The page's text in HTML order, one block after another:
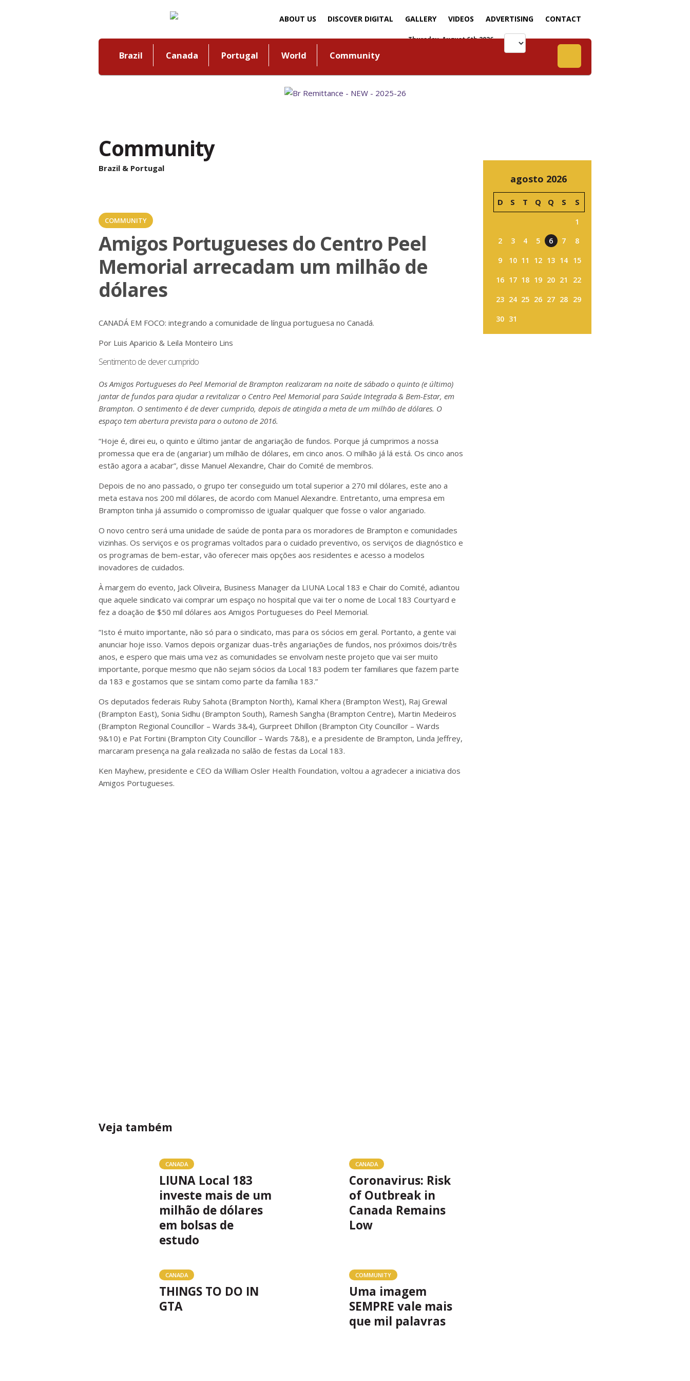
ABOUT US DISCOVER DIGITAL GALLERY VIDEOS ADVERTISING CONTACT
Thursday, August 6th 2026
Brazil Canada Portugal World Community
Community
Brazil & Portugal
COMMUNITY
Amigos Portugueses do Centro Peel
Memorial arrecadam um milhão de
dólares
CANADÁ EM FOCO: integrando a comunidade de língua portuguesa no Canadá.
Por Luis Aparicio & Leila Monteiro Lins
Sentimento de dever cumprido
Os Amigos Portugueses do Peel Memorial de Brampton realizaram na noite de sábado o quinto (e último)
jantar de fundos para ajudar a revitalizar o Centro Peel Memorial para Saúde Integrada & Bem-Estar, em
Brampton. O sentimento é de dever cumprido, depois de atingida a meta de um milhão de dólares. O
espaço tem abertura prevista para o outono de 2016.
“Hoje é, direi eu, o quinto e último jantar de angariação de fundos. Porque já cumprimos a nossa
promessa que era de (angariar) um milhão de dólares, em cinco anos. O milhão já lá está. Os cinco anos
estão agora a acabar”, disse Manuel Alexandre, Chair do Comité de membros.
Depois de no ano passado, o grupo ter conseguido um total superior a 270 mil dólares, este ano a
meta estava nos 200 mil dólares, de acordo com Manuel Alexandre. Entretanto, uma empresa em
Brampton tinha já assumido o compromisso de igualar qualquer que fosse o valor angariado.
O novo centro será uma unidade de saúde de ponta para os moradores de Brampton e comunidades
vizinhas. Os serviços e os programas voltados para o cuidado preventivo, os serviços de diagnóstico e
os programas de bem-estar, vão oferecer mais opções aos residentes e acesso a modelos
inovadores de cuidados.
À margem do evento, Jack Oliveira, Business Manager da LIUNA Local 183 e Chair do Comité, adiantou
que aquele sindicato vai comprar um espaço no hospital que vai ter o nome de Local 183 Courtyard e
fez a doação de $50 mil dólares aos Amigos Portugueses do Peel Memorial.
“Isto é muito importante, não só para o sindicato, mas para os sócios em geral. Portanto, a gente vai
anunciar hoje isso. Vamos depois organizar duas-três angariações de fundos, nos próximos dois/três
anos, e espero que mais uma vez as comunidades se envolvam neste projeto que vai ser muito
importante, porque mesmo que não sejam sócios da Local 183 podem ter familiares que fazem parte
da 183 e gostamos que se sintam como parte da família 183.”
Os deputados federais Ruby Sahota (Brampton North), Kamal Khera (Brampton West), Raj Grewal
(Brampton East), Sonia Sidhu (Brampton South), Ramesh Sangha (Brampton Centre), Martin Medeiros
(Brampton Regional Councillor – Wards 3&4), Gurpreet Dhillon (Brampton City Councillor – Wards
9&10) e Pat Fortini (Brampton City Councillor – Wards 7&8), e a presidente de Brampton, Linda Jeffrey,
marcaram presença na gala realizada no salão de festas da Local 183.
Ken Mayhew, presidente e CEO da William Osler Health Foundation, voltou a agradecer a iniciativa dos
Amigos Portugueses.
Veja também
CANADA
LIUNA Local 183
investe mais de um
milhão de dólares
em bolsas de
estudo
CANADA
Coronavirus: Risk
of Outbreak in
Canada Remains
Low
CANADA
THINGS TO DO IN
GTA
COMMUNITY
Uma imagem
SEMPRE vale mais
que mil palavras
agosto 2026
D S T Q Q S S
1
2
3 4 5 6 7
8
9
10 11 12 13 14 15
16 17 18 19 20 21
22
23 24 25 26 27 28 29
30 31